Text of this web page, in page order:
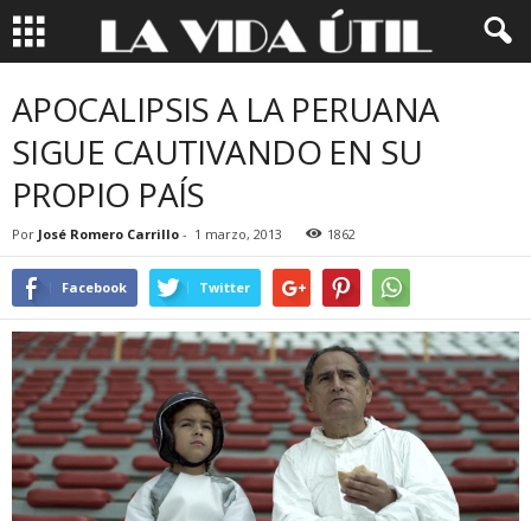
APOCALIPSIS A LA PERUANA
SIGUE CAUTIVANDO EN SU
PROPIO PAÍS
Por José Romero Carrillo - 1 marzo, 2013 1862
Facebook Twitter